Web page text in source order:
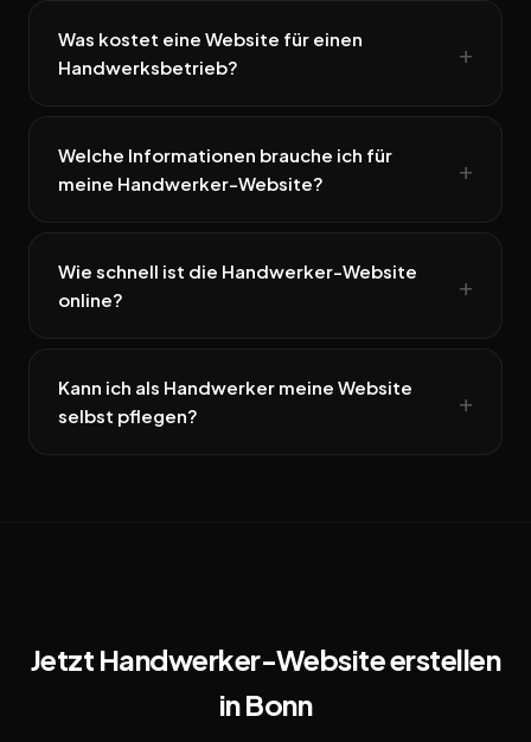
Was kostet eine Website für einen
Handwerksbetrieb?
Welche Informationen brauche ich für
meine Handwerker-Website?
Wie schnell ist die Handwerker-Website
online?
Kann ich als Handwerker meine Website
selbst pflegen?
Jetzt Handwerker-Website erstellen
in Bonn